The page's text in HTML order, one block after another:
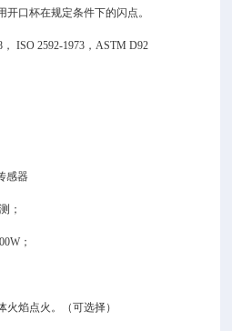
口杯在规定条件下的闪点。
， ISO 2592-1973，ASTM D92
感器
；
；
火焰点火。（可选择）